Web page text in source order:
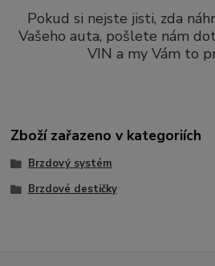
Pokud si nejste jisti, zda
Vašeho auta, pošlete nám
VIN a my Vám to
Zboží zařazeno v kategoriích
Brzdový systém
Brzdové destičky